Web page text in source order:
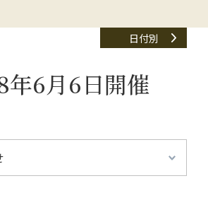
日付別
年6月6日開催